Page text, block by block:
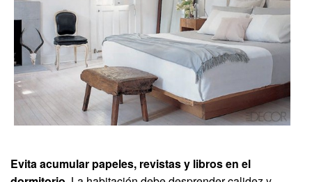
Evita acumular papeles, revistas y libros en el